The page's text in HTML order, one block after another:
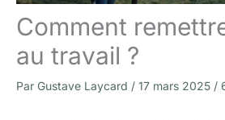
Comment
au travail ?
Par Gustave Laycard / 17 mars 2025 /